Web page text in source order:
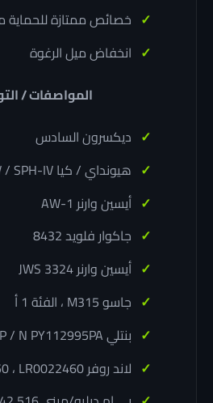
خصائص ممتازة للحماية
انخفاض ميل الرغوة
المواصفات /
ديكسرون السادس
هيونداي / كيا SP-IV / SPH-IV
أيسين وارنر AW-1
جاكوار فلويد 8432
أيسين وارنر JWS 3324
جاسو M315 ، الفئة 1 أ
بنتلي P / N PY112995PA
لاند روفر P / N TYK500050 ، LR0022460